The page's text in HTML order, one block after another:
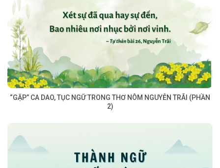
“GẶP” CA DAO, TỤC NGỮ TRONG THƠ NÔM NGUYỄN TRÃI (PHẦN
2)